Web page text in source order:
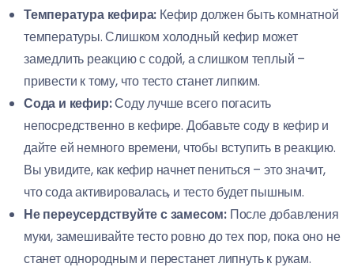
Температура кефира: Кефир должен быть комнатной
температуры. Слишком холодный кефир может
замедлить реакцию с содой, а слишком теплый –
привести к тому, что тесто станет липким.
Сода и кефир:Соду лучше всего погасить
непосредственно в кефире. Добавьте соду в кефир и
дайте ей немного времени, чтобы вступить в реакцию.
Вы увидите, как кефир начнет пениться – это значит,
что сода активировалась, и тесто будет пышным.
Не переусердствуйте с замесом: После добавления
муки, замешивайте тесто ровно до тех пор, пока оно не
станет однородным и перестанет липнуть к рукам.